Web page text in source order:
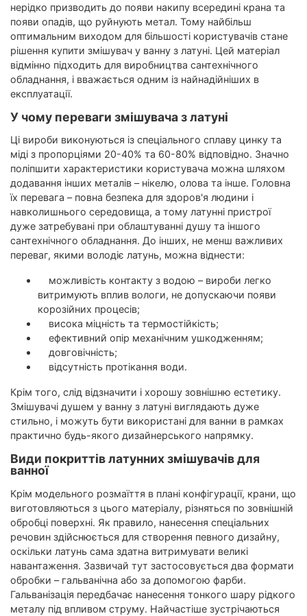
нерідко призводить до появи накипу всередині крана та
появи опадів, що руйнують метал. Тому найбільш
оптимальним виходом для більшості користувачів стане
рішення купити змішувач у ванну з латуні. Цей матеріал
відмінно підходить для виробництва сантехнічного
обладнання, і вважається одним із найнадійніших в
експлуатації.
У чому переваги змішувача з латуні
Ці вироби виконуються із спеціального сплаву цинку та
міді з пропорціями 20-40% та 60-80% відповідно. Значно
поліпшити характеристики користувача можна шляхом
додавання інших металів – нікелю, олова та інше. Головна
їх перевага – повна безпека для здоров'я людини і
навколишнього середовища, а тому латунні пристрої
дуже затребувані при облаштуванні душу та іншого
сантехнічного обладнання. До інших, не менш важливих
переваг, якими володіє латунь, можна віднести:
можливість контакту з водою – вироби легко
витримують вплив вологи, не допускаючи появи
корозійних процесів;
висока міцність та термостійкість;
ефективний опір механічним ушкодженням;
довговічність;
відсутність протікання води.
Крім того, слід відзначити і хорошу зовнішню естетику.
Змішувачі душем у ванну з латуні виглядають дуже
стильно, і можуть бути використані для ванни в рамках
практично будь-якого дизайнерського напрямку.
Види покриттів латунних змішувачів для
ванної
Крім модельного розмаїття в плані конфігурації, крани, що
виготовляються з цього матеріалу, різняться по зовнішній
обробці поверхні. Як правило, нанесення спеціальних
речовин здійснюється для створення певного дизайну,
оскільки латунь сама здатна витримувати великі
навантаження. Зазвичай тут застосовується два формати
обробки – гальванічна або за допомогою фарби.
Гальванізація передбачає нанесення тонкого шару рідкого
металу під впливом струму. Найчастіше зустрічаються